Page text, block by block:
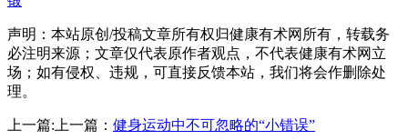
声明：本站原创/投稿文章所有权归健康有术网所有，转载务
必注明来源；文章仅代表原作者观点，不代表健康有术网立
场；如有侵权、违规，可直接反馈本站，我们将会作删除处
理。
上一篇:上一篇： 健身运动中不可忽略的“小错误”